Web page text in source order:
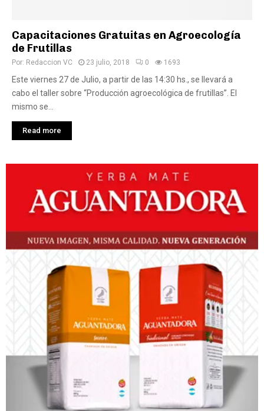
Capacitaciones Gratuitas en Agroecología
de Frutillas
Por: Redaccion VC 23 julio, 2018 0 1693
Este viernes 27 de Julio, a partir de las 14:30 hs., se llevará a
cabo el taller sobre “Producción agroecológica de frutillas”. El
mismo se...
Read more